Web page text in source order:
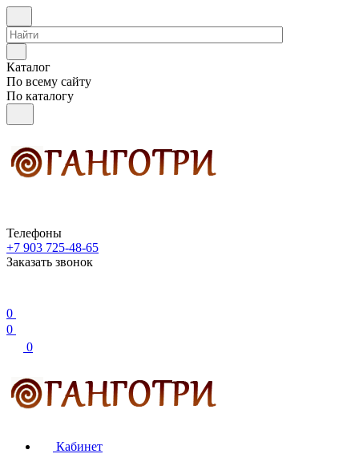
Каталог
По всему сайту
По каталогу
Телефоны
+7 903 725-48-65
Заказать звонок
0
0
0
Кабинет